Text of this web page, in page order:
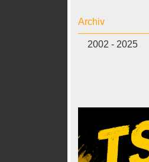
Archiv
2002 - 2025